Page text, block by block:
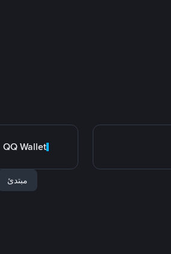
QQ Wallet
مبتدئ